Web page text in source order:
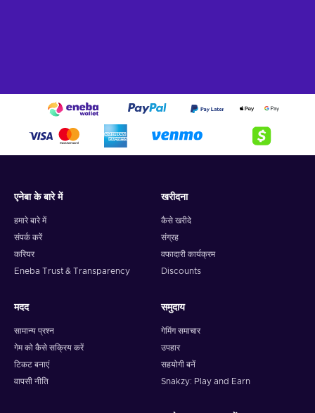
एनेबा के बारे में
हमारे बारे में
संपर्क करें
करियर
Eneba Trust & Transparency
खरीदना
कैसे खरीदे
संग्रह
वफादारी कार्यक्रम
Discounts
मदद
सामान्य प्रश्न
गेम को कैसे सक्रिय करें
टिकट बनाएं
वापसी नीति
समुदाय
गेमिंग समाचार
उपहार
सहयोगी बनें
Snakzy: Play and Earn